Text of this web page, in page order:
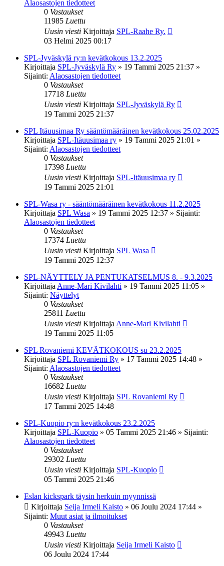
Alaosastojen tiedotteet
0 Vastaukset
11985 Luettu
Uusin viesti Kirjoittaja SPL-Raahe Ry.
03 Helmi 2025 00:17
SPL-Jyväskylä ry:n kevätkokous 13.2.2025
Kirjoittaja SPL-Jyväskylä Ry » 19 Tammi 2025 21:37 »
Sijainti: Alaosastojen tiedotteet
0 Vastaukset
17718 Luettu
Uusin viesti Kirjoittaja SPL-Jyväskylä Ry
19 Tammi 2025 21:37
SPL Itäuusimaa Ry sääntömääräinen kevätkokous 25.02.2025
Kirjoittaja SPL-Itäuusimaa ry » 19 Tammi 2025 21:01 »
Sijainti: Alaosastojen tiedotteet
0 Vastaukset
17398 Luettu
Uusin viesti Kirjoittaja SPL-Itäuusimaa ry
19 Tammi 2025 21:01
SPL-Wasa ry - sääntömääräinen kevätkokous 11.2.2025
Kirjoittaja SPL Wasa » 19 Tammi 2025 12:37 » Sijainti:
Alaosastojen tiedotteet
0 Vastaukset
17374 Luettu
Uusin viesti Kirjoittaja SPL Wasa
19 Tammi 2025 12:37
SPL-NÄYTTELY JA PENTUKATSELMUS 8. - 9.3.2025
Kirjoittaja Anne-Mari Kivilahti » 19 Tammi 2025 11:05 »
Sijainti: Näyttelyt
0 Vastaukset
25811 Luettu
Uusin viesti Kirjoittaja Anne-Mari Kivilahti
19 Tammi 2025 11:05
SPL Rovaniemi KEVÄTKOKOUS su 23.2.2025
Kirjoittaja SPL Rovaniemi Ry » 17 Tammi 2025 14:48 »
Sijainti: Alaosastojen tiedotteet
0 Vastaukset
16682 Luettu
Uusin viesti Kirjoittaja SPL Rovaniemi Ry
17 Tammi 2025 14:48
SPL-Kuopio ry:n kevätkokous 23.2.2025
Kirjoittaja SPL-Kuopio » 05 Tammi 2025 21:46 » Sijainti:
Alaosastojen tiedotteet
0 Vastaukset
29302 Luettu
Uusin viesti Kirjoittaja SPL-Kuopio
05 Tammi 2025 21:46
Eslan kickspark täysin herkuin myynnissä
Kirjoittaja Seija Irmeli Kaisto » 06 Joulu 2024 17:44 »
Sijainti: Muut asiat ja ilmoitukset
0 Vastaukset
49943 Luettu
Uusin viesti Kirjoittaja Seija Irmeli Kaisto
06 Joulu 2024 17:44